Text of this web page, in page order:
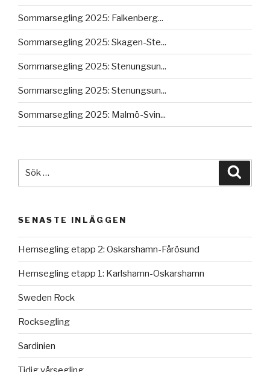
Sommarsegling 2025: Falkenberg...
Sommarsegling 2025: Skagen-Ste...
Sommarsegling 2025: Stenungsun...
Sommarsegling 2025: Stenungsun...
Sommarsegling 2025: Malmö-Svin...
SENASTE INLÄGGEN
Hemsegling etapp 2: Oskarshamn-Fårösund
Hemsegling etapp 1: Karlshamn-Oskarshamn
Sweden Rock
Rocksegling
Sardinien